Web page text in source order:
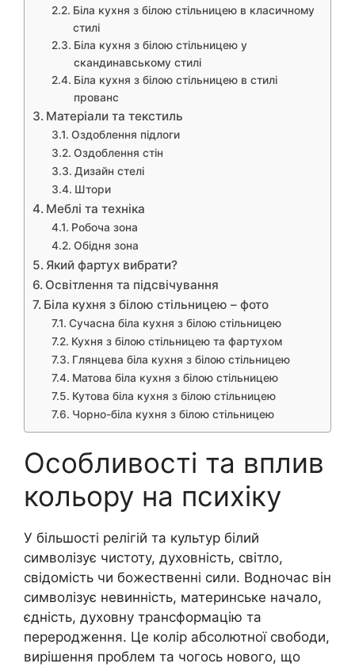
Біла кухня з білою стільницею в класичному
стилі
Біла кухня з білою стільницею у
скандинавському стилі
Біла кухня з білою стільницею в стилі
прованс
Матеріали та текстиль
Оздоблення підлоги
Оздоблення стін
Дизайн стелі
Штори
Меблі та техніка
Робоча зона
Обідня зона
Який фартух вибрати?
Освітлення та підсвічування
Біла кухня з білою стільницею – фото
Сучасна біла кухня з білою стільницею
Кухня з білою стільницею та фартухом
Глянцева біла кухня з білою стільницею
Матова біла кухня з білою стільницею
Кутова біла кухня з білою стільницею
Чорно-біла кухня з білою стільницею
Особливості та вплив
кольору на психіку
У більшості релігій та культур білий
символізує чистоту, духовність, світло,
свідомість чи божественні сили. Водночас він
символізує невинність, материнське начало,
єдність, духовну трансформацію та
переродження. Це колір абсолютної свободи,
вирішення проблем та чогось нового, що